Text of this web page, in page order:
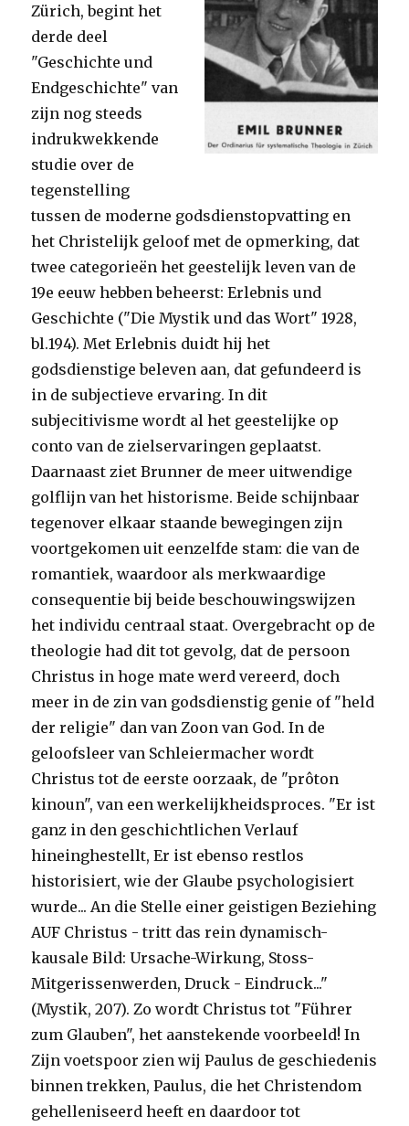
Zürich, begint het
derde deel
"Geschichte und
Endgeschichte" van
zijn nog steeds
indrukwekkende
studie over de
tegenstelling
tussen de moderne godsdienstopvatting en
het Christelijk geloof met de opmerking, dat
twee categorieën het geestelijk leven van de
19e eeuw hebben beheerst: Erlebnis und
Geschichte ("Die Mystik und das Wort" 1928,
bl.194). Met Erlebnis duidt hij het
godsdienstige beleven aan, dat gefundeerd is
in de subjectieve ervaring. In dit
subjecitivisme wordt al het geestelijke op
conto van de zielservaringen geplaatst.
Daarnaast ziet Brunner de meer uitwendige
golflijn van het historisme. Beide schijnbaar
tegenover elkaar staande bewegingen zijn
voortgekomen uit eenzelfde stam: die van de
romantiek, waardoor als merkwaardige
consequentie bij beide beschouwingswijzen
het individu centraal staat. Overgebracht op de
theologie had dit tot gevolg, dat de persoon
Christus in hoge mate werd vereerd, doch
meer in de zin van godsdienstig genie of "held
der religie" dan van Zoon van God. In de
geloofsleer van Schleiermacher wordt
Christus tot de eerste oorzaak, de "prôton
kinoun", van een werkelijkheidsproces. "Er ist
ganz in den geschichtlichen Verlauf
hineinghestellt, Er ist ebenso restlos
historisiert, wie der Glaube psychologisiert
wurde... An die Stelle einer geistigen Beziehing
AUF Christus - tritt das rein dynamisch-
kausale Bild: Ursache-Wirkung, Stoss-
Mitgerissenwerden, Druck - Eindruck..."
(Mystik, 207). Zo wordt Christus tot "Führer
zum Glauben", het aanstekende voorbeeld! In
Zijn voetspoor zien wij Paulus de geschiedenis
binnen trekken, Paulus, die het Christendom
gehelleniseerd heeft en daardoor tot